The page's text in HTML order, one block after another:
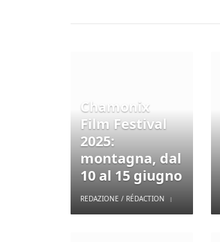
Chamonix
Film Festival
2025:
montagna, dal
10 al 15 giugno
REDAZIONE / RÉDACTION